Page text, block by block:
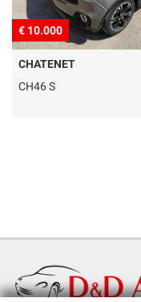
€ 10.000
CHATENET
CH46 S